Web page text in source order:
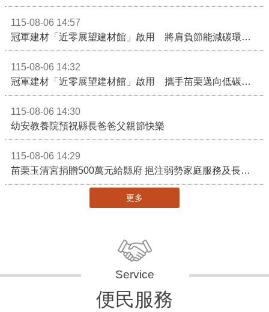
115-08-06 14:57
115-08-06 14:32
115-08-06 14:30
幼安教養院預祝縣長爸爸父親節快樂
115-08-06 14:29
更多
便民服務